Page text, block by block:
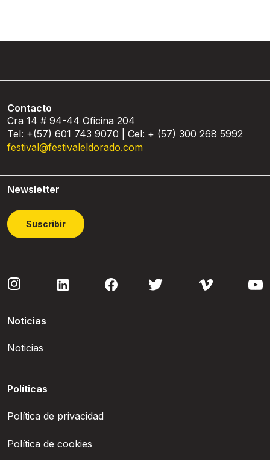
Contacto
Cra 14 # 94-44 Oficina 204
Tel: +(57) 601 743 9070 | Cel: + (57) 300 268 5992
festival@festivaleldorado.com
Newsletter
Suscribir
Noticias
Noticias
Políticas
Política de privacidad
Política de cookies